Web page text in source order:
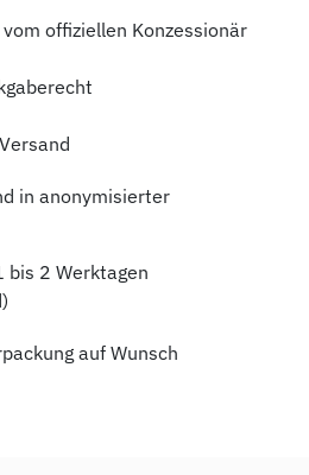
offiziellen Konzessionär
in anonymisierter
bis 2 Werktagen
auf Wunsch